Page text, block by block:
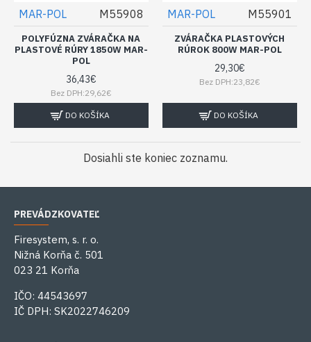
MAR-POL M55908
POLYFÚZNA ZVÁRAČKA NA
PLASTOVÉ RÚRY 1850W MAR-
POL
36,43€
Bez DPH:29,62€
DO KOŠÍKA
MAR-POL M55901
ZVÁRAČKA PLASTOVÝCH
RÚROK 800W MAR-POL
29,30€
Bez DPH:23,82€
DO KOŠÍKA
Dosiahli ste koniec zoznamu.
PREVÁDZKOVATEĽ
Firesystem, s. r. o.
Nižná Korňa č. 501
023 21 Korňa
IČO: 44543697
IČ DPH: SK2022746209